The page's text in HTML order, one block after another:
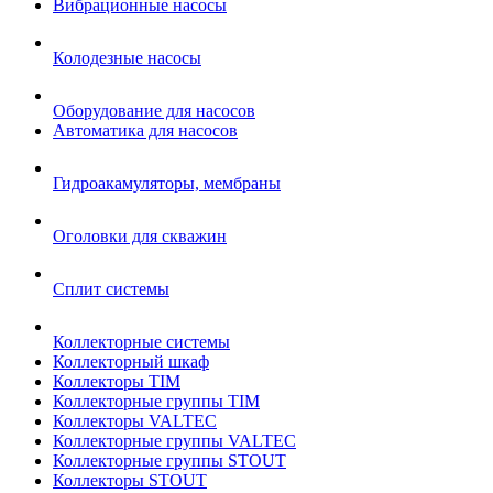
Вибрационные насосы
Колодезные насосы
Оборудование для насосов
Автоматика для насосов
Гидроакамуляторы, мембраны
Оголовки для скважин
Сплит системы
Коллекторные системы
Коллекторный шкаф
Коллекторы TIM
Коллекторные группы TIM
Коллекторы VALTEC
Коллекторные группы VALTEC
Коллекторные группы STOUT
Коллекторы STOUT